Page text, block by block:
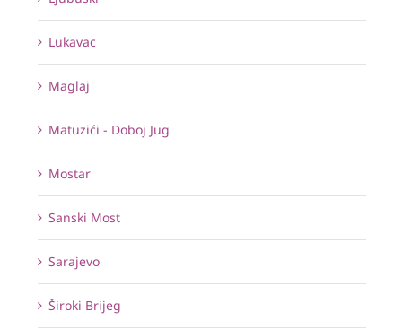
Lukavac
Maglaj
Matuzići - Doboj Jug
Mostar
Sanski Most
Sarajevo
Široki Brijeg